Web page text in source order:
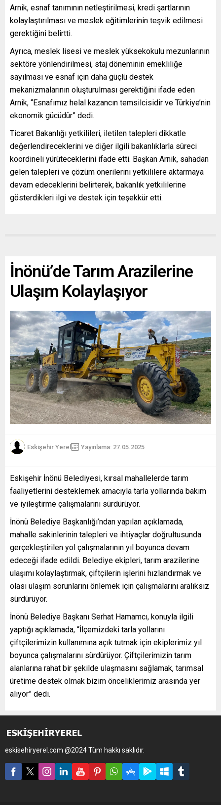
Arnik, esnaf tanımının netleştirilmesi, kredi şartlarının
kolaylaştırılması ve meslek eğitimlerinin teşvik edilmesi
gerektiğini belirtti.
Ayrıca, meslek lisesi ve meslek yüksekokulu mezunlarının
sektöre yönlendirilmesi, staj döneminin emekliliğe
sayılması ve esnaf için daha güçlü destek
mekanizmalarının oluşturulması gerektiğini ifade eden
Arnik, “Esnafımız helal kazancın temsilcisidir ve Türkiye’nin
ekonomik gücüdür” dedi.
Ticaret Bakanlığı yetkilileri, iletilen talepleri dikkatle
değerlendireceklerini ve diğer ilgili bakanlıklarla süreci
koordineli yürüteceklerini ifade etti. Başkan Arnik, sahadan
gelen talepleri ve çözüm önerilerini yetkililere aktarmaya
devam edeceklerini belirterek, bakanlık yetkililerine
gösterdikleri ilgi ve destek için teşekkür etti.
İnönü’de Tarım Arazilerine
Ulaşım Kolaylaşıyor
Eskişehir Yerel Yayınlama: 27.05.2025
Eskişehir İnönü Belediyesi, kırsal mahallelerde tarım
faaliyetlerini desteklemek amacıyla tarla yollarında bakım
ve iyileştirme çalışmalarını sürdürüyor.
İnönü Belediye Başkanlığı’ndan yapılan açıklamada,
mahalle sakinlerinin talepleri ve ihtiyaçlar doğrultusunda
gerçekleştirilen yol çalışmalarının yıl boyunca devam
edeceği ifade edildi. Belediye ekipleri, tarım arazilerine
ulaşımı kolaylaştırmak, çiftçilerin işlerini hızlandırmak ve
olası ulaşım sorunlarını önlemek için çalışmalarını aralıksız
sürdürüyor.
İnönü Belediye Başkanı Serhat Hamamcı, konuyla ilgili
yaptığı açıklamada, “İlçemizdeki tarla yollarını
çiftçilerimizin kullanımına açık tutmak için ekiplerimiz yıl
boyunca çalışmalarını sürdürüyor. Çiftçilerimizin tarım
alanlarına rahat bir şekilde ulaşmasını sağlamak, tarımsal
üretime destek olmak bizim önceliklerimiz arasında yer
alıyor” dedi.
eskisehiryerel.com @2024 Tüm hakkı saklıdır.